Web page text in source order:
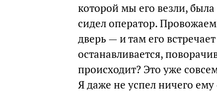
которой мы его везли,
сидел оператор.
дверь — и там его
останавливается,
происходит? Это уже
Я даже не успел ничего